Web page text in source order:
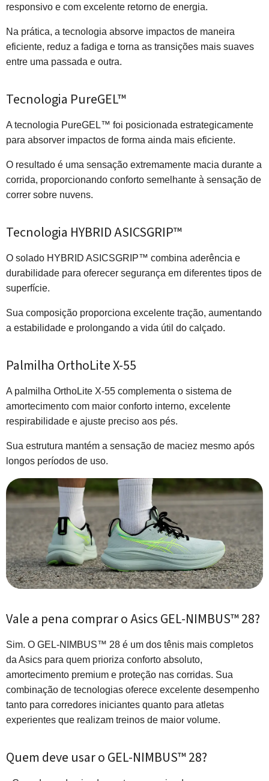
responsivo e com excelente retorno de energia.
Na prática, a tecnologia absorve impactos de maneira
eficiente, reduz a fadiga e torna as transições mais suaves
entre uma passada e outra.
Tecnologia PureGEL™
A tecnologia PureGEL™ foi posicionada estrategicamente
para absorver impactos de forma ainda mais eficiente.
O resultado é uma sensação extremamente macia durante a
corrida, proporcionando conforto semelhante à sensação de
correr sobre nuvens.
Tecnologia HYBRID ASICSGRIP™
O solado HYBRID ASICSGRIP™ combina aderência e
durabilidade para oferecer segurança em diferentes tipos de
superfície.
Sua composição proporciona excelente tração, aumentando
a estabilidade e prolongando a vida útil do calçado.
Palmilha OrthoLite X-55
A palmilha OrthoLite X-55 complementa o sistema de
amortecimento com maior conforto interno, excelente
respirabilidade e ajuste preciso aos pés.
Sua estrutura mantém a sensação de maciez mesmo após
longos períodos de uso.
Vale a pena comprar o Asics GEL-NIMBUS™ 28?
Sim. O GEL-NIMBUS™ 28 é um dos tênis mais completos
da Asics para quem prioriza conforto absoluto,
amortecimento premium e proteção nas corridas. Sua
combinação de tecnologias oferece excelente desempenho
tanto para corredores iniciantes quanto para atletas
experientes que realizam treinos de maior volume.
Quem deve usar o GEL-NIMBUS™ 28?